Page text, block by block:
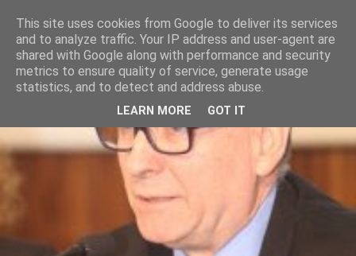
This site uses cookies from Google to deliver its services
and to analyze traffic. Your IP address and user-agent are
shared with Google along with performance and security
metrics to ensure quality of service, generate usage
statistics, and to detect and address abuse.
LEARN MORE GOT IT